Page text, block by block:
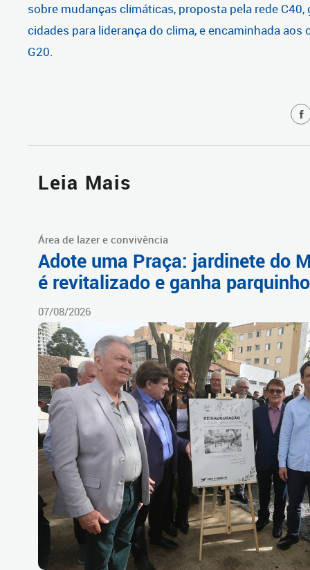
sobre mudanças climáticas, proposta pela rede
cidades para liderança do clima, e encaminhada aos
G20.
Leia Mais
Área de lazer e convivência
Adote uma Praça: jardinete do
é revitalizado e ganha
07/08/2026